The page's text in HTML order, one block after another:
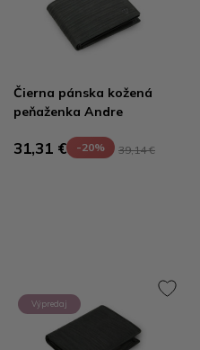
Čierna pánska kožená
peňaženka Andre
31,31 € -20% 39,14 €
Výpredaj